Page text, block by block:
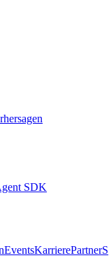
SDK
EventsKarrierePartnerS